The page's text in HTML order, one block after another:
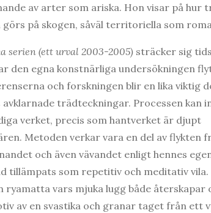
av arter som ariska. Hon visar på hur
på skogen, såväl territoriella som
serien (ett urval 2003-2005) sträcker sig
den egna konstnärliga undersökningen
och forskningen blir en lika viktig
avklarnade trädteckningar. Processen kan
verket, precis som hantverket är djupt
Metoden verkar vara en del av flykten
och även vävandet enligt hennes
tillämpats som repetitiv och meditativ vila.
ryamatta vars mjuka lugg både återskapar
av en svastika och granar taget från ett